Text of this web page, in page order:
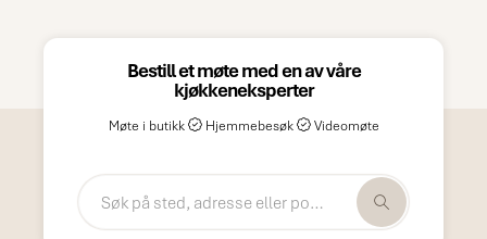
Bestill et møte med en av våre
kjøkkeneksperter
Møte i butikk Hjemmebesøk Videomøte